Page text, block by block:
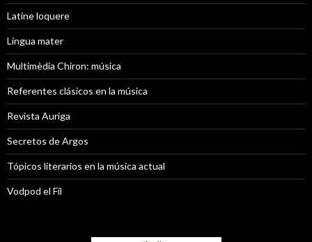
Latine loquere
Lingua mater
Multimèdia Chiron: música
Referentes clásicos en la música
Revista Auriga
Secretos de Argos
Tópicos literarios en la música actual
Vodpod el Fil